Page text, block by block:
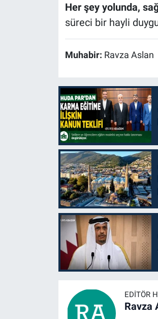
Her şey yolunda,
süreci bir hayli
Muhabir: Ravza Aslan
EDITÖR
Ravza